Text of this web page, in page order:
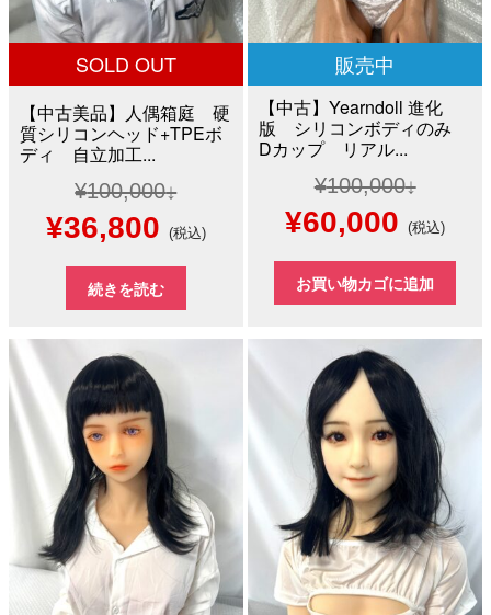
SOLD OUT
【中古美品】人偶箱庭 硬
質シリコンヘッド+TPEボ
ディ 自立加工...
¥100,000
元
の
価
は
¥100,000
で
し
た。
¥36,800現
在
の
格
は
¥36,800
で
す。
(税込)
続きを読む
販売中
【中古】Yearndoll 進化
版 シリコンボディのみ
Dカップ リアル...
¥100,000
元
の
価
格
は
¥100,000
で
し
た。
¥60,000 現
在
の
価
格
は
で
す。
(税込)
お買い物カゴに追加